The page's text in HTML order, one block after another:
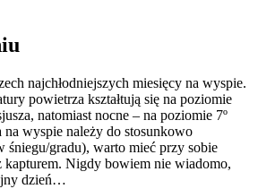
najchłodniejszych miesięcy na wyspie.
powietrza kształtują się na poziomie
natomiast nocne – na poziomie 7º
na wyspie należy do stosunkowo
śniegu/gradu), warto mieć przy sobie
kapturem. Nigdy bowiem nie wiadomo,
dzień…